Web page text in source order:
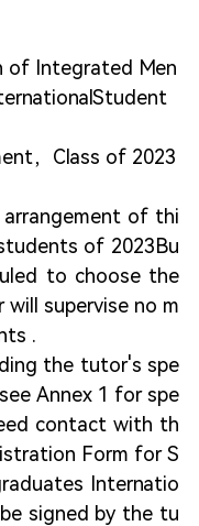
of Integrated Men
，Class of 2023
of thi
of 2023Bu
to choose the
supervise no m
.
the tutor's spe
Annex 1 for spe
contact with th
Form for S
Internatio
signed by the tu